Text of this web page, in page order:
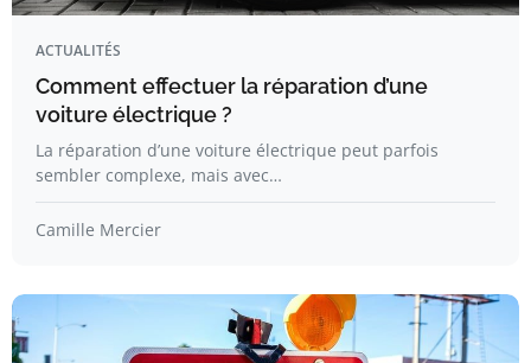
ACTUALITÉS
Comment effectuer la réparation d’une
voiture électrique ?
La réparation d’une voiture électrique peut parfois
sembler complexe, mais avec…
Camille Mercier